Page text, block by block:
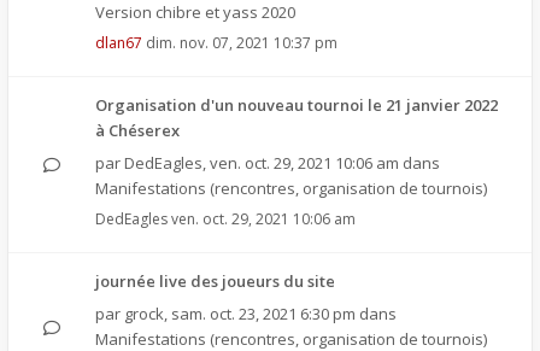
Version chibre et yass 2020
dlan67 dim. nov. 07, 2021 10:37 pm
Organisation d'un nouveau tournoi le 21 janvier 2022
à Chéserex
par DedEagles,ven. oct. 29, 2021 10:06 am dans
Manifestations (rencontres, organisation de tournois)
DedEaglesven. oct. 29, 2021 10:06 am
journée live des joueurs du site
par grock, sam. oct. 23, 2021 6:30 pm dans
Manifestations (rencontres, organisation de tournois)